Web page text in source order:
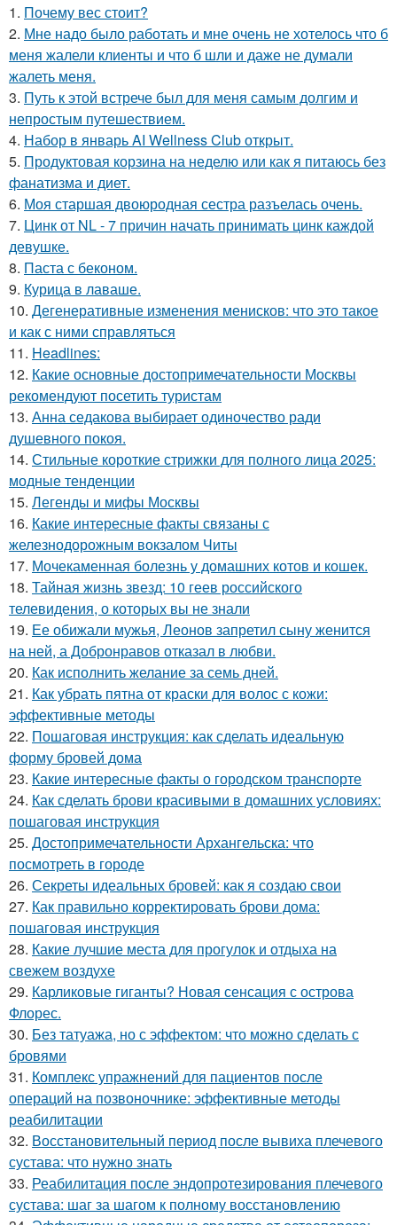
1. Почему вес стоит?
2. Мне надо было работать и мне очень не хотелось что б
меня жалели клиенты и что б шли и даже не думали
жалеть меня.
3. Путь к этой встрече был для меня самым долгим и
непростым путешествием.
4. Набор в январь AI Wellness Club открыт.
5. Продуктовая корзина на неделю или как я питаюсь без
фанатизма и диет.
6. Моя старшая двоюродная сестра разъелась очень.
7. Цинк от NL - 7 причин начать принимать цинк каждой
девушке.
8. Паста с беконом.
9. Курица в лаваше.
10. Дегенеративные изменения менисков: что это такое
и как с ними справляться
11. Headlines:
12. Какие основные достопримечательности Москвы
рекомендуют посетить туристам
13. Анна седакова выбирает одиночество ради
душевного покоя.
14. Стильные короткие стрижки для полного лица 2025:
модные тенденции
15. Легенды и мифы Москвы
16. Какие интересные факты связаны с
железнодорожным вокзалом Читы
17. Мочекаменная болезнь у домашних котов и кошек.
18. Тайная жизнь звезд: 10 геев российского
телевидения, о которых вы не знали
19. Ее обижали мужья, Леонов запретил сыну женится
на ней, а Добронравов отказал в любви.
20. Как исполнить желание за семь дней.
21. Как убрать пятна от краски для волос с кожи:
эффективные методы
22. Пошаговая инструкция: как сделать идеальную
форму бровей дома
23. Какие интересные факты о городском транспорте
24. Как сделать брови красивыми в домашних условиях:
пошаговая инструкция
25. Достопримечательности Архангельска: что
посмотреть в городе
26. Секреты идеальных бровей: как я создаю свои
27. Как правильно корректировать брови дома:
пошаговая инструкция
28. Какие лучшие места для прогулок и отдыха на
свежем воздухе
29. Карликовые гиганты? Новая сенсация с острова
Флорес.
30. Без татуажа, но с эффектом: что можно сделать с
бровями
31. Комплекс упражнений для пациентов после
операций на позвоночнике: эффективные методы
реабилитации
32. Восстановительный период после вывиха плечевого
сустава: что нужно знать
33. Реабилитация после эндопротезирования плечевого
сустава: шаг за шагом к полному восстановлению